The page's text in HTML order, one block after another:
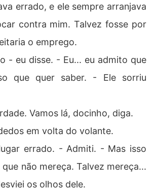
errado, e ele sempre arranjava
contra mim. Talvez fosse por
o emprego.
- eu disse. - Eu... eu admito que
que quer saber. - Ele sorriu
Vamos lá, docinho, diga.
em volta do volante.
errado. - Admiti. - Mas isso
não mereça. Talvez mereça...
os olhos dele.